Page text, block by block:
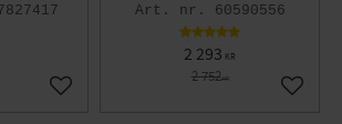
Lägg till i favoriter
60590556
2 293 KR
2 752KR
Lägg